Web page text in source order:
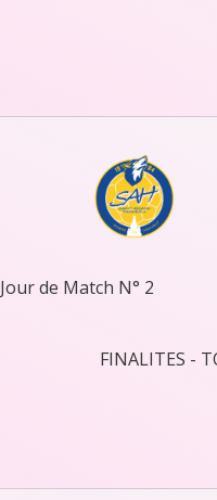
Jour de Match N° 2
FINALITES -